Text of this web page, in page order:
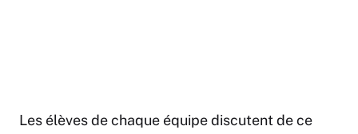
Les élèves de chaque équipe discutent de ce